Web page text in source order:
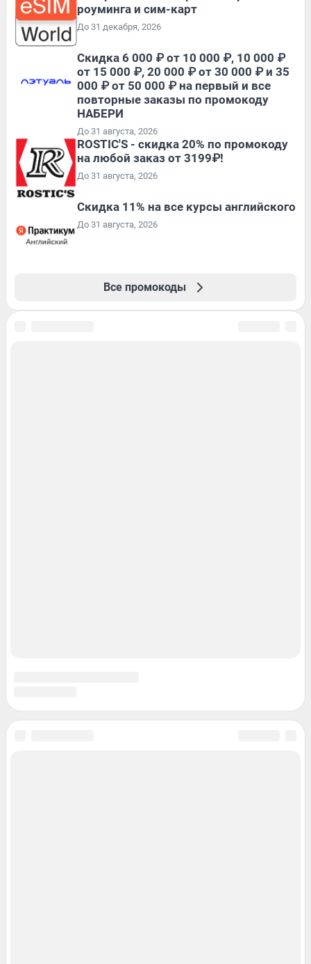
роуминга и сим-карт
До 31 декабря, 2026
Скидка 6 000 ₽ от 10 000 ₽, 10 000 ₽
от 15 000 ₽, 20 000 ₽ от 30 000 ₽ и 35
000 ₽ от 50 000 ₽ на первый и все
повторные заказы по промокоду
НАБЕРИ
До 31 августа, 2026
ROSTIC'S - скидка 20% по промокоду
на любой заказ от 3199₽!
До 31 августа, 2026
Скидка 11% на все курсы английского
До 31 августа, 2026
Все промокоды